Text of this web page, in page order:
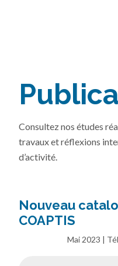
Consultez nos études
travaux et réflexions
d’activité.
Nouveau
COAPTIS
Mai 2023 |